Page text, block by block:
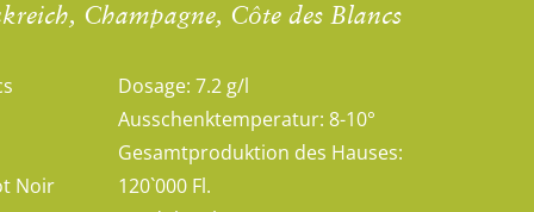
Champagne, Côte des Blancs
Noir
Dosage: 7.2 g/l
Ausschenktemperatur: 8-10°
Gesamtproduktion des Hauses:
120`000 Fl.